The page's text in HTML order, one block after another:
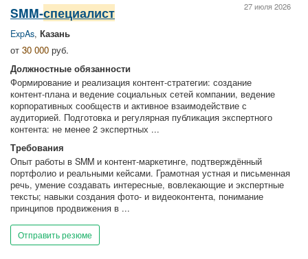
27 июля 2026
SMM‑специалист
ExpAs, Казань
от 30 000 руб.
Должностные обязанности
Формирование и реализация контент‑стратегии: создание
контент‑плана и ведение социальных сетей компании, ведение
корпоративных сообществ и активное взаимодействие с
аудиторией. Подготовка и регулярная публикация экспертного
контента: не менее 2 экспертных ...
Требования
Опыт работы в SMM и контент‑маркетинге, подтверждённый
портфолио и реальными кейсами. Грамотная устная и письменная
речь, умение создавать интересные, вовлекающие и экспертные
тексты; навыки создания фото‑ и видеоконтента, понимание
принципов продвижения в ...
Отправить резюме